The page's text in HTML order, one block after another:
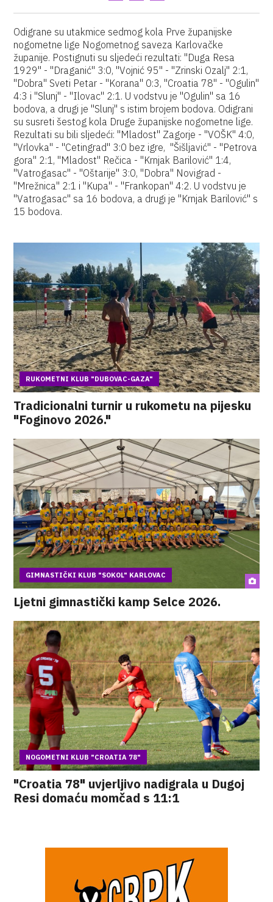
Odigrane su utakmice sedmog kola Prve županijske
nogometne lige Nogometnog saveza Karlovačke
županije. Postignuti su sljedeći rezultati: "Duga Resa
1929" - "Draganić" 3:0, "Vojnić 95" - "Zrinski Ozalj" 2:1,
"Dobra" Sveti Petar - "Korana" 0:3, "Croatia 78" - "Ogulin"
4:3 i "Slunj" - "Ilovac" 2:1. U vodstvu je "Ogulin" sa 16
bodova, a drugi je "Slunj" s istim brojem bodova. Odigrani
su susreti šestog kola Druge županijske nogometne lige.
Rezultati su bili sljedeći: "Mladost" Zagorje - "VOŠK" 4:0,
"Vrlovka" - "Cetingrad" 3:0 bez igre, "Šišljavić" - "Petrova
gora" 2:1, "Mladost" Rečica - "Krnjak Barilović" 1:4,
"Vatrogasac" - "Oštarije" 3:0, "Dobra" Novigrad -
"Mrežnica" 2:1 i "Kupa" - "Frankopan" 4:2. U vodstvu je
"Vatrogasac" sa 16 bodova, a drugi je "Krnjak Barilović" s
15 bodova.
RUKOMETNI KLUB "DUBOVAC-GAZA"
Tradicionalni turnir u rukometu na pijesku
"Foginovo 2026."
GIMNASTIČKI KLUB "SOKOL" KARLOVAC
Ljetni gimnastički kamp Selce 2026.
NOGOMETNI KLUB "CROATIA 78"
"Croatia 78" uvjerljivo nadigrala u Dugoj
Resi domaću momčad s 11:1